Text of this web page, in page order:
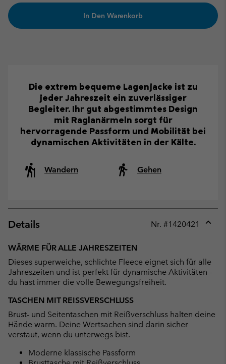
In Den Warenkorb
Die extrem bequeme Lagenjacke ist zu
jeder Jahreszeit ein zuverlässiger
Begleiter. Ihr gut abgestimmtes Design
mit Raglanärmeln sorgt für
hervorragende Passform und Mobilität bei
dynamischen Aktivitäten in der Kälte.
Wandern Gehen
Details Nr. #1420421
WÄRME FÜR ALLE JAHRESZEITEN
Dieses superweiche, schlichte Fleece eignet sich für alle
Jahreszeiten und ist perfekt für dynamische Aktivitäten –
du hast immer die volle Bewegungsfreiheit.
TASCHEN MIT REISSVERSCHLUSS
Brust- und Seitentaschen mit Reißverschluss halten deine
Hände warm. Deine Wertsachen sind darin sicher
verstaut, wenn du unterwegs bist.
Moderne klassische Passform